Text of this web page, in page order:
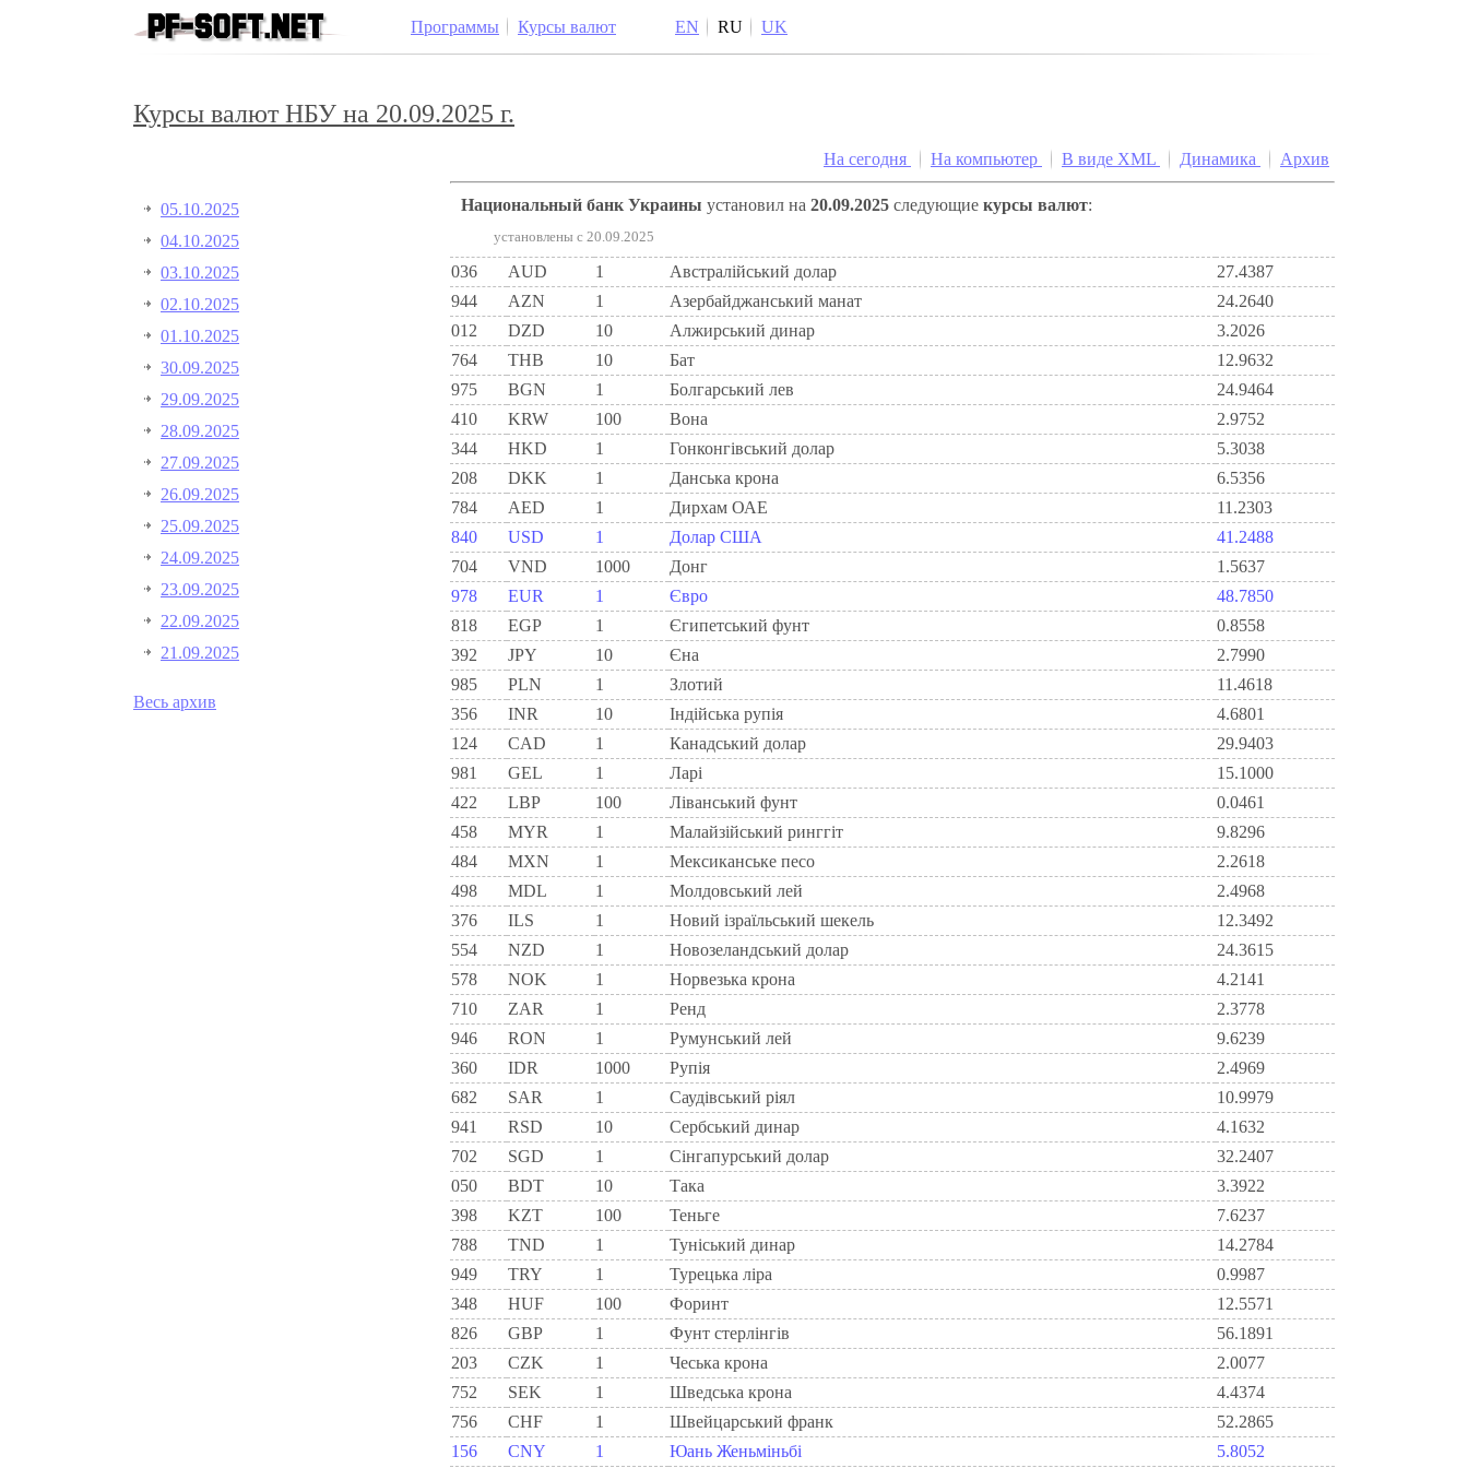
Программы Курсы валют EN RU UK
Курсы валют НБУ на 20.09.2025 г.
05.10.2025
04.10.2025
03.10.2025
02.10.2025
01.10.2025
30.09.2025
29.09.2025
28.09.2025
27.09.2025
26.09.2025
25.09.2025
24.09.2025
23.09.2025
22.09.2025
21.09.2025
Весь архив
На сегодня На компьютер В виде XML Динамика Архив
Национальный банк Украины установил на 20.09.2025 следующие курсы валют:
установлены c 20.09.2025
036 AUD 1 Австралійський долар
27.4387
944
AZN 1 Азербайджанський манат
24.2640
012
DZD 10 Алжирський динар
3.2026
764
THB 10 Бат
12.9632
975
BGN 1 Болгарський лев
24.9464
410
KRW 100 Вона
2.9752
344
HKD 1 Гонконгівський долар
5.3038
208
DKK 1 Данська крона
6.5356
784
AED 1 Дирхам ОАЕ
11.2303
840
USD 1 Долар США
41.2488
704
VND 1000 Донг
1.5637
978
EUR 1 Євро
48.7850
818
EGP 1 Єгипетський фунт
0.8558
392
JPY 10 Єна
2.7990
985
PLN 1 Злотий
11.4618
356
INR 10 Індійська рупія
4.6801
124
CAD 1 Канадський долар
29.9403
981
GEL 1 Ларi
15.1000
422
LBP 100 Ліванський фунт
0.0461
458
MYR 1 Малайзійський ринггіт
9.8296
484
MXN 1 Мексиканське песо
2.2618
498
MDL 1 Молдовський лей
2.4968
376
ILS 1 Новий ізраїльський шекель
12.3492
554
NZD 1 Новозеландський долар
24.3615
578
NOK 1 Норвезька крона
4.2141
710
ZAR 1 Ренд
2.3778
946
RON 1 Румунський лей
9.6239
360
IDR 1000 Рупія
2.4969
682
SAR 1 Саудівський ріял
10.9979
941
RSD 10 Сербський динар
4.1632
702
SGD 1 Сінгапурський долар
32.2407
050
BDT 10 Така
3.3922
398
KZT 100 Теньге
7.6237
788
TND 1 Туніський динар
14.2784
949
TRY 1 Турецька ліра
0.9987
348
HUF 100 Форинт
12.5571
826
GBP 1 Фунт стерлінгів
56.1891
203
CZK 1 Чеська крона
2.0077
752
SEK 1 Шведська крона
4.4374
756
CHF 1 Швейцарський франк
52.2865
156
CNY 1 Юань Женьміньбі 5.8052